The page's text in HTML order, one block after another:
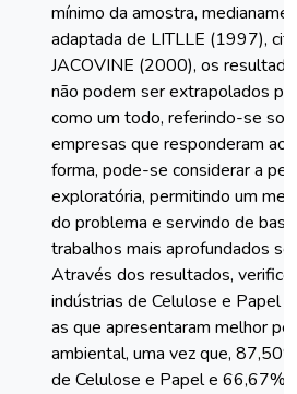
mínimo da amostra,
adaptada de LITLLE (1997),
JACOVINE (2000), os
não podem ser extrapolados
como um todo, referindo-se
empresas que responderam ao
forma, pode-se considerar a
exploratória, permitindo um
do problema e servindo de
trabalhos mais aprofundados
Através dos resultados,
indústrias de Celulose e Papel
as que apresentaram melhor
ambiental, uma vez que,
de Celulose e Papel e 66,67%